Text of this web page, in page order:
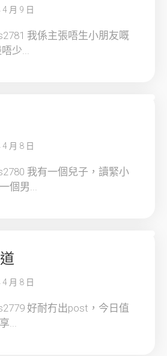
月 9 日
我係主張唔生小朋友嘅
少...
月 8 日
我有一個兒子，讀緊小
個男...
月 8 日
好耐冇出post，今日值
...